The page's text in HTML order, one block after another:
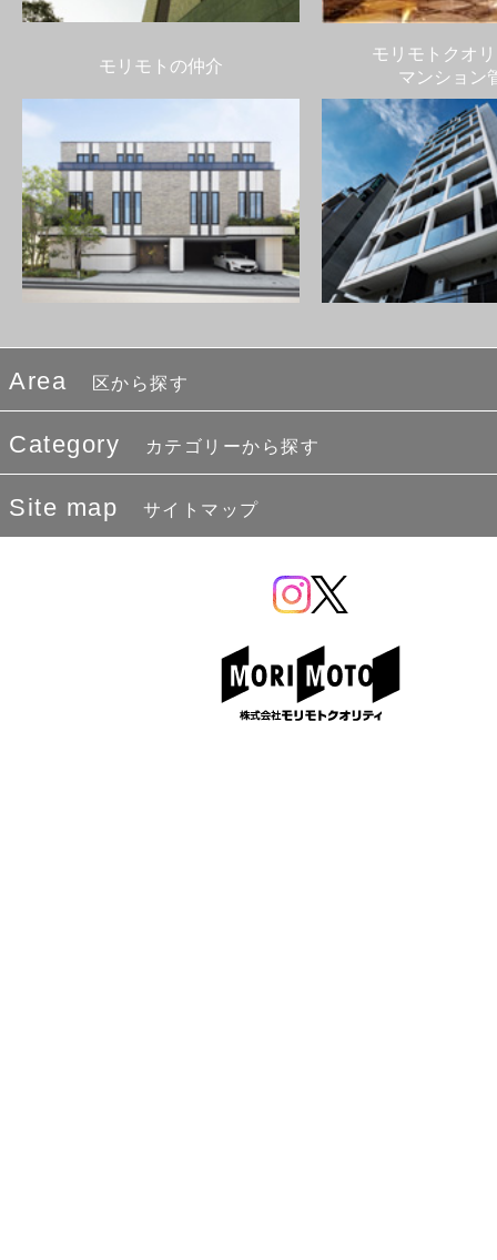
モリモトの仲介
モリモトクオ
マンション
Area 区から探す
Category カテゴリーから探す
Site map サイトマップ